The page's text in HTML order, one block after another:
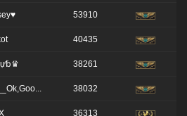
53910
40435
ự␢♛ 38261
38032
36313